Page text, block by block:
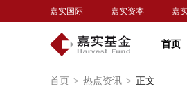
嘉实国际 嘉实资本 嘉
首页
首页 > 热点资讯 > 正文